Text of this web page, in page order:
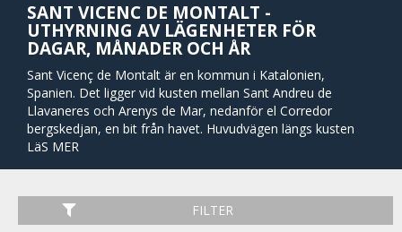
SANT VICENC DE MONTALT -
UTHYRNING AV LÄGENHETER FÖR
DAGAR, MÅNADER OCH ÅR
Sant Vicenç de Montalt är en kommun i Katalonien,
Spanien. Det ligger vid kusten mellan Sant Andreu de
Llavaneres och Arenys de Mar, nedanför el Corredor
bergskedjan, en bit från havet. Huvudvägen längs kusten
passerar genom kommunen, kopplat till staden av en lokal
d'Estrac.
LäS MER
FILTER